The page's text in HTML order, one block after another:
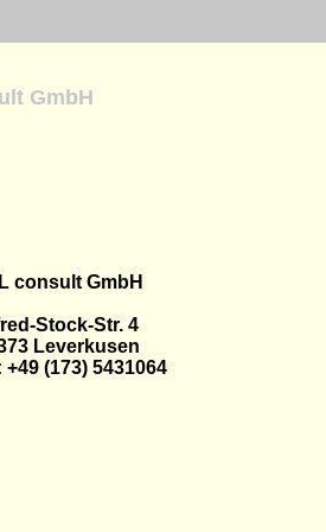
GmbH
consult GmbH
Stock-Str. 4
Leverkusen
+49 (173) 5431064